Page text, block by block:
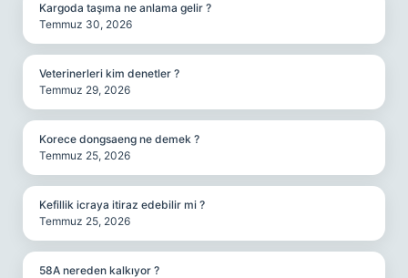
Kargoda taşıma ne anlama gelir ?
Temmuz 30, 2026
Veterinerleri kim denetler ?
Temmuz 29, 2026
Korece dongsaeng ne demek ?
Temmuz 25, 2026
Kefillik icraya itiraz edebilir mi ?
Temmuz 25, 2026
58A nereden kalkıyor ?